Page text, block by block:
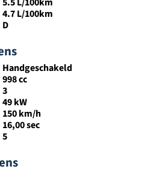
4.7 L/100km
D
Handgeschakeld
998 cc
3
49 kW
150 km/h
16,00 sec
5